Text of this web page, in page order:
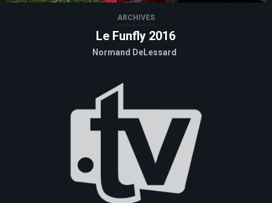
ARCHIVES
Le Funfly 2016
Normand DeLessard